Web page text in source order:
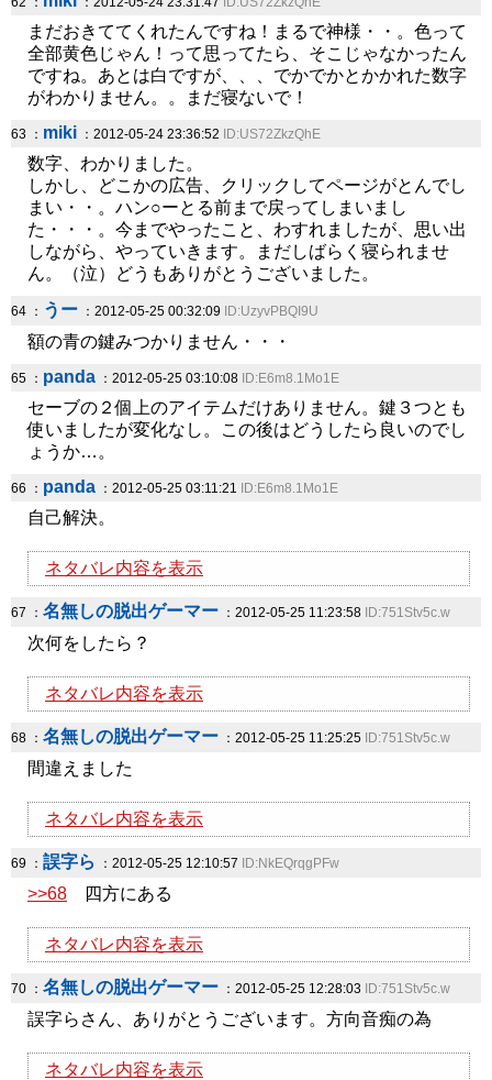
まだおきててくれたんですね！まるで神様・・。色って
全部黄色じゃん！って思ってたら、そこじゃなかったん
ですね。あとは白ですが、、、でかでかとかかれた数字
がわかりません。。まだ寝ないで！
63 ： miki ：2012-05-24 23:36:52 ID:US72ZkzQhE
数字、わかりました。
しかし、どこかの広告、クリックしてページがとんでし
まい・・。ハン○ーとる前まで戻ってしまいまし
た・・・。今までやったこと、わすれましたが、思い出
しながら、やっていきます。まだしばらく寝られませ
ん。（泣）どうもありがとうございました。
64 ： うー ：2012-05-25 00:32:09 ID:UzyvPBQI9U
額の青の鍵みつかりません・・・
65 ： panda ：2012-05-25 03:10:08 ID:E6m8.1Mo1E
セーブの２個上のアイテムだけありません。鍵３つとも
使いましたが変化なし。この後はどうしたら良いのでし
ょうか…。
66 ： panda ：2012-05-25 03:11:21 ID:E6m8.1Mo1E
自己解決。
ネタバレ内容を表示
67 ： 名無しの脱出ゲーマー ：2012-05-25 11:23:58 ID:751Stv5c.w
次何をしたら？
ネタバレ内容を表示
68 ： 名無しの脱出ゲーマー ：2012-05-25 11:25:25 ID:751Stv5c.w
間違えました
ネタバレ内容を表示
69 ： 誤字ら ：2012-05-25 12:10:57 ID:NkEQrqgPFw
>>68 四方にある
ネタバレ内容を表示
70 ： 名無しの脱出ゲーマー ：2012-05-25 12:28:03 ID:751Stv5c.w
誤字らさん、ありがとうございます。方向音痴の為
ネタバレ内容を表示